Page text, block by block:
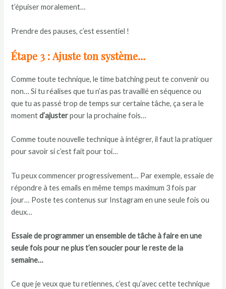
t’épuiser moralement…
Prendre des pauses, c’est essentiel !
Étape 3 : Ajuste ton système…
Comme toute technique, le time batching peut te convenir ou
non… Si tu réalises que tu n’as pas travaillé en séquence ou
que tu as passé trop de temps sur certaine tâche, ça sera le
momentd’ajusterpour la prochaine fois…
Comme toute nouvelle technique à intégrer, il faut la pratiquer
pour savoir si c’est fait pour toi…
Tu peux commencer progressivement… Par exemple, essaie de
répondre à tes emails en même temps maximum 3 fois par
jour… Poste tes contenus sur Instagram en une seule fois ou
deux…
Essaie de programmer un ensemble de tâche à faire en une
seule fois pour ne plus t’en soucier pour le reste de la
semaine…
Ce que je veux que tu retiennes, c’est qu’avec cette technique